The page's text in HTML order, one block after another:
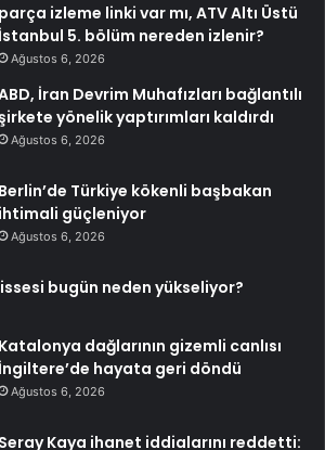
parça izleme linki var mı, ATV Altı Üstü
İstanbul 5. bölüm nereden izlenir?
Ağustos 6, 2026
İran Devrim Muhafızları bağlantılı
yönelik yaptırımları kaldırdı
Ağustos 6, 2026
Berlin’de Türkiye kökenli başbakan
ihtimali güçleniyor
Ağustos 6, 2026
bugün neden yükseliyor?
Katalonya dağlarının gizemli canlısı
İngiltere’de hayata geri döndü
Ağustos 6, 2026
Seray Kaya ihanet iddialarını reddetti: